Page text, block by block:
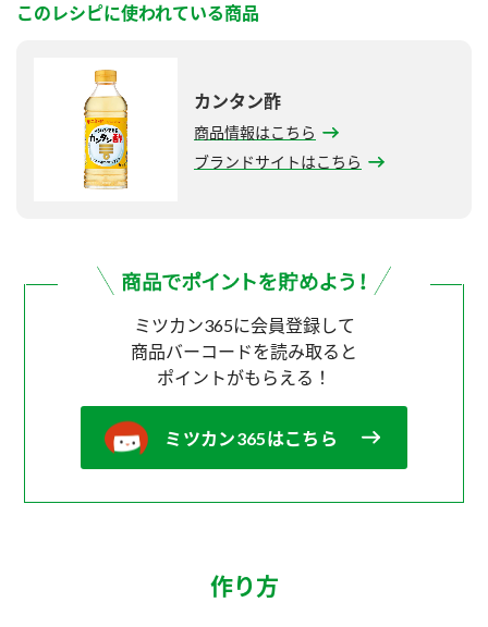
業務用サイト ミツカングループについて
このレシピに使われている商品
カンタン酢
商品情報はこちら
ブランドサイトはこちら
ミツカン365に会員登録して
商品バーコードを読み取ると
ポイントがもらえる！
ミツカン365はこちら
作り方